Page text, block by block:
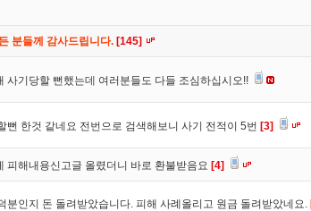
분들께 감사드립니다. [145]
사기당할 뻔했는데 여러분들도 다들 조심하십시오!!
뻔 한것 같네요 전번으로 검색해보니 사기 전적이 5번 [3]
피해내용신고글 올렸더니 바로 환불받음요 [4]
분인지 돈 돌려받았습니다. 피해 사례올리고 원금 돌려받았네요.